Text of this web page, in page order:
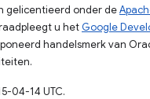
gelicentieerd onder de
u het Google
handelsmerk van
04-14 UTC.